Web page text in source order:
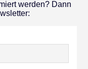
werden? Dann